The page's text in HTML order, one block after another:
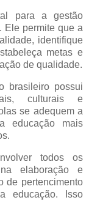
para a gestão
Ele permite que a
identifique
metas e
de qualidade.
brasileiro possui
culturais e
se adequem a
educação mais
todos os
elaboração e
de pertencimento
educação. Isso